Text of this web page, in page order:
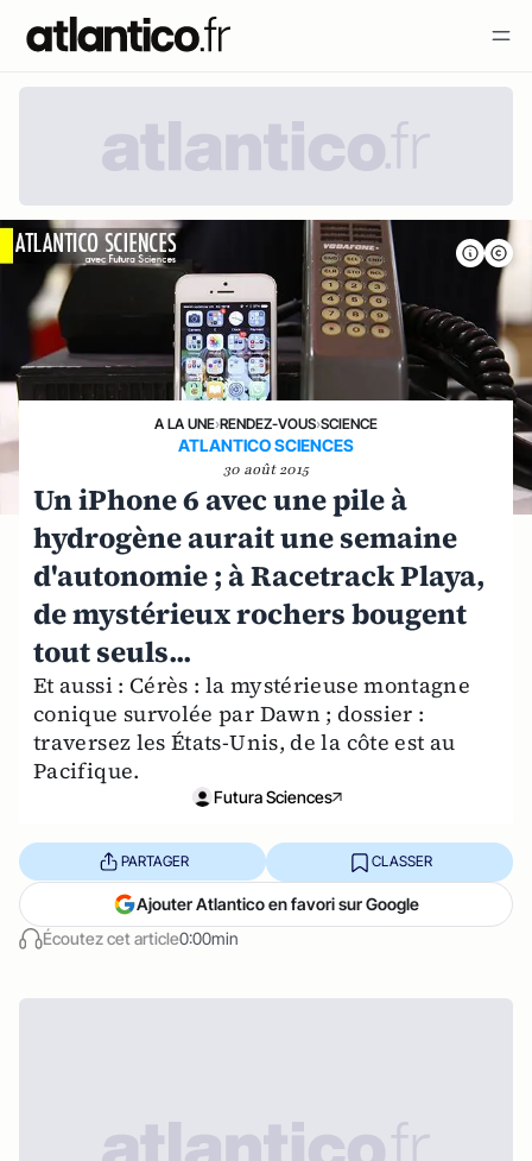
A LA UNE›RENDEZ-VOUS›SCIENCE
ATLANTICO SCIENCES
30 août 2015
Un iPhone 6 avec une pile à
hydrogène aurait une semaine
d'autonomie ; à Racetrack Playa,
de mystérieux rochers bougent
tout seuls...
Et aussi : Cérès : la mystérieuse montagne
conique survolée par Dawn ; dossier :
traversez les États-Unis, de la côte est au
Pacifique.
Futura Sciences
Écoutez cet article0:00min
PARTAGER CLASSER
Ajouter Atlantico en favori sur Google